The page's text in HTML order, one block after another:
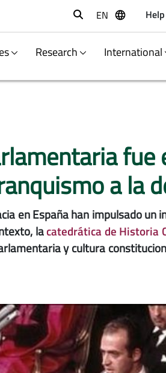
Buscar
EN
Research International
fue
a la
en España han impulsado
lacatedrática de Historia
y cultura